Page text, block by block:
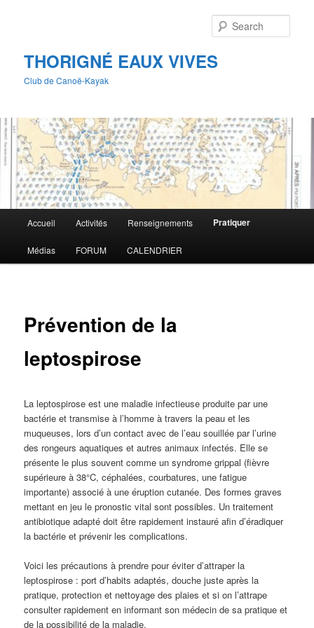
THORIGNÉ EAUX VIVES
Club de Canoë-Kayak
Accueil Activités Renseignements Pratiquer
Médias FORUM CALENDRIER
Prévention de la
leptospirose
La leptospirose est une maladie infectieuse produite par une
bactérie et transmise à l’homme à travers la peau et les
muqueuses, lors d’un contact avec de l’eau souillée par l’urine
des rongeurs aquatiques et autres animaux infectés. Elle se
présente le plus souvent comme un syndrome grippal (fièvre
supérieure à 38°C, céphalées, courbatures, une fatigue
importante) associé à une éruption cutanée. Des formes graves
mettant en jeu le pronostic vital sont possibles. Un traitement
antibiotique adapté doit être rapidement instauré afin d’éradiquer
la bactérie et prévenir les complications.
Voici les précautions à prendre pour éviter d’attraper la
leptospirose : port d’habits adaptés, douche juste après la
pratique, protection et nettoyage des plaies et si on l’attrape
consulter rapidement en informant son médecin de sa pratique et
de la possibilité de la maladie.